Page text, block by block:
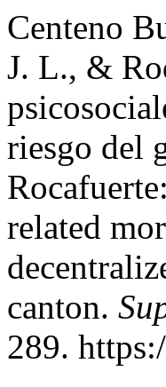
Centeno
J. L., &
riesgo del
related
canton.
289.